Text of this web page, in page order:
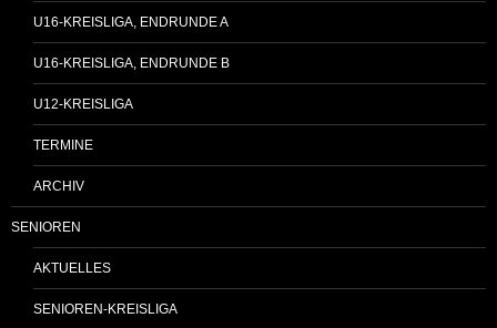
U16-KREISLIGA, ENDRUNDE A
U16-KREISLIGA, ENDRUNDE B
U12-KREISLIGA
TERMINE
ARCHIV
SENIOREN
AKTUELLES
SENIOREN-KREISLIGA